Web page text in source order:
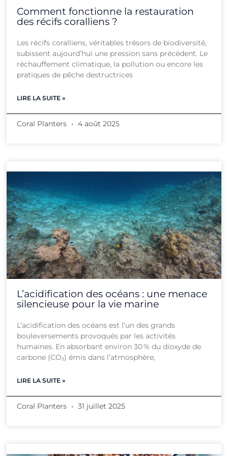
Comment fonctionne la restauration
des récifs coralliens ?
Les récifs coralliens, véritables trésors de biodiversité,
subissent aujourd’hui une pression sans précédent. Le
réchauffement climatique, la pollution ou encore les
pratiques de pêche destructrices
LIRE LA SUITE »
Coral Planters 4 août 2025
L’acidification des océans : une menace
silencieuse pour la vie marine
L’acidification des océans est l’un des grands
bouleversements provoqués par les activités
humaines. En absorbant environ 30 % du dioxyde de
carbone (CO₂) émis dans l’atmosphère,
LIRE LA SUITE »
Coral Planters 31 juillet 2025